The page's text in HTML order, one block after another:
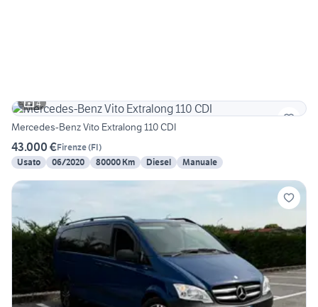
4
Mercedes-Benz Vito Extralong 110 CDI
43.000 €Firenze(FI)
Usato
06/2020 80000 Km Diesel Manuale